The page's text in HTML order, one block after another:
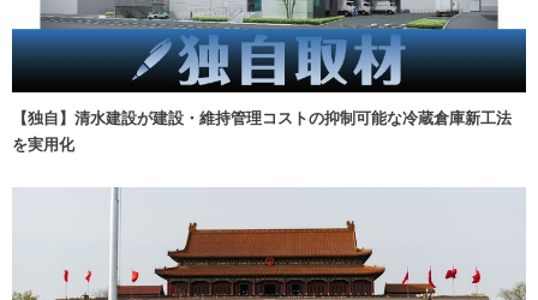
【独自】清水建設が建設・維持管理コストの抑制可能な冷蔵倉庫新工法
を実用化